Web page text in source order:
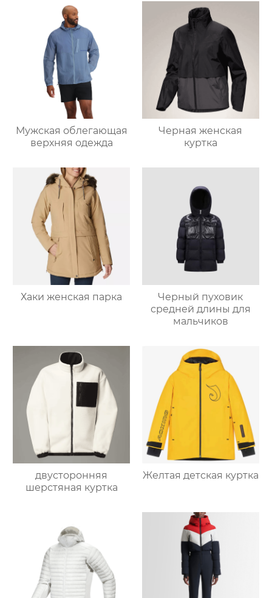
Мужская облегающая
верхняя одежда
Черная женская
куртка
Хаки женская парка
Черный пуховик
средней длины для
мальчиков
двусторонняя
шерстяная куртка
Желтая детская куртка